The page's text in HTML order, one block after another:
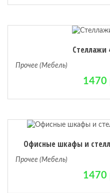
Стеллажи
Прочее (Мебель)
1470
Офисные шкафы и
Прочее (Мебель)
1470